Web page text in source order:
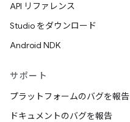
API リファレンス
Studio をダウンロード
Android NDK
サポート
プラットフォームのバグを報告
ドキュメントのバグを報告